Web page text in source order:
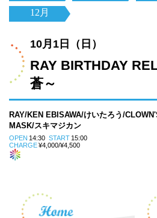
12月
10月1日（日）
RAY BIRTHDAY
蒼～
RAY/KEN EBISAWA/けいたろう/
MASK/スキマジカン
OPEN 14:30 START 15:00
CHARGE¥4,000/¥4,500